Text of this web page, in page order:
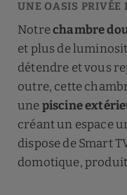
UNE OASIS PRIVÉE
Notrechambre
et plus de
détendre et vous
outre, cette
unepiscine
créant un espace
dispose de Smart
domotique,